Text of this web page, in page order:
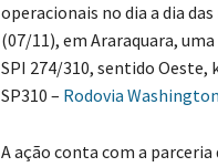
operacionais no dia a dia
(07/11), em Araraquara,
SPI 274/310, sentido Oeste,
SP310 – Rodovia
A ação conta com a